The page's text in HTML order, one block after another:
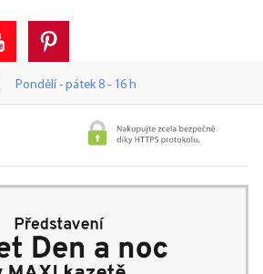
Pondělí - pátek 8 - 16 h